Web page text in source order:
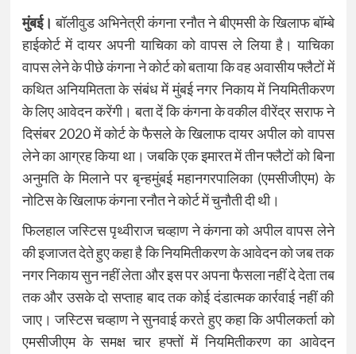
मुंबई। बॉलीवुड अभिनेत्री कंगना रनौत ने बीएमसी के खिलाफ बॉम्बे
हाईकोर्ट में दायर अपनी याचिका को वापस ले लिया है। याचिका
वापस लेने के पीछे कंगना ने कोर्ट को बताया कि वह अवासीय फ्लैटों में
कथित अनियमितता के संबंध में मुंबई नगर निकाय में नियमितीकरण
के लिए आवेदन करेंगी। बता दें कि कंगना के वकील वीरेंद्र सराफ ने
दिसंबर 2020 में कोर्ट के फैसले के खिलाफ दायर अपील को वापस
लेने का आग्रह किया था। जबकि एक इमारत में तीन फ्लैटों को बिना
अनुमति के मिलाने पर बृन्हमुंबई महानगरपालिका (एमसीजीएम) के
नोटिस के खिलाफ कंगना रनौत ने कोर्ट में चुनौती दी थी।
फिलहाल जस्टिस पृथ्वीराज चव्हाण ने कंगना को अपील वापस लेने
की इजाजत देते हुए कहा है कि नियमितीकरण के आवेदन को जब तक
नगर निकाय सुन नहीं लेता और इस पर अपना फैसला नहीं दे देता तब
तक और उसके दो सप्ताह बाद तक कोई दंडात्मक कार्रवाई नहीं की
जाए। जस्टिस चव्हाण ने सुनवाई करते हुए कहा कि अपीलकर्ता को
एमसीजीएम के समक्ष चार हफ्तों में नियमितीकरण का आवेदन